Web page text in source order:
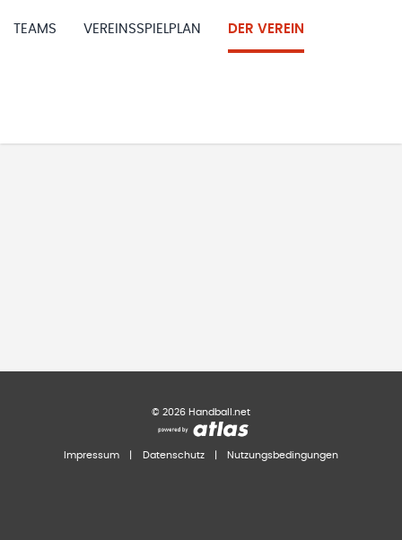
TEAMS VEREINSSPIELPLAN DER VEREIN
© 2026 Handball.net
Impressum Datenschutz Nutzungsbedingungen